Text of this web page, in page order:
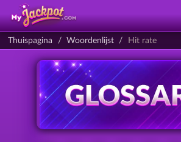
Thuispagina Woordenlijst Hit rate